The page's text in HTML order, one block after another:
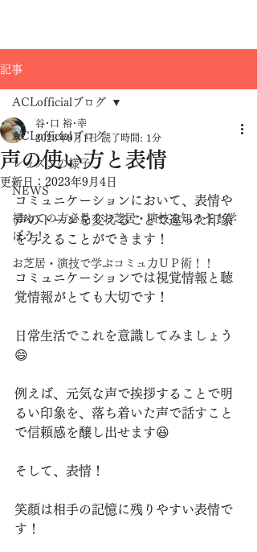
記事
ACLofficialブログ
レッスンの様子
NEWS
初めての方必見！お芝居・演技を知ろう！学
ぼう！
お芝居・演技で学ぶコミュ力ＵＰ術！！
ACLofficialブログ
声の使い方と表情⁡
谷･口 裕･幸
2023年9月1日 読了時間: 1分
更新日： 2023年9月4日
コミュニケーションにおいて、表情や
声のトーンを変えることで違った印象
を与えることができます！⁡
コミュニケーションでは視覚情報と聴
覚情報がとても大切です！
⁡日常生活でこれを意識してみましょう
😄⁡
⁡例えば、元気な声で挨拶することで明
るい印象を、落ち着いた声で話すこと
で信頼感を醸し出せます😆
⁡そして、表情！
⁡笑顔は相手の記憶に残りやすい表情で
す！⁡